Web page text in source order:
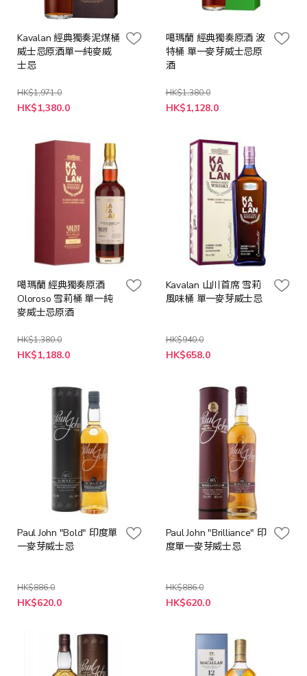
Kavalan 經典獨奏泥煤桶
威士忌原酒單一純麥威
士忌
HK$1,971.0
特
殊
HK$1,380.0
噶瑪蘭 經典獨奏原酒 波
特桶 單一麥芽威士忌原
酒
HK$1,380.0
特
殊
HK$1,128.0
噶瑪蘭 經典獨奏原酒
Oloroso 雪莉桶 單一純
麥威士忌原酒
HK$1,380.0
特
殊
HK$1,188.0
Kavalan 山川首席 雪莉
風味桶 單一麥芽威士忌
HK$940.0
特
殊
HK$658.0
Paul John "Bold" 印度單
一麥芽威士忌
HK$886.0
特
殊
HK$620.0
Paul John "Brilliance" 印
度單一麥芽威士忌
HK$886.0
特
殊
HK$620.0